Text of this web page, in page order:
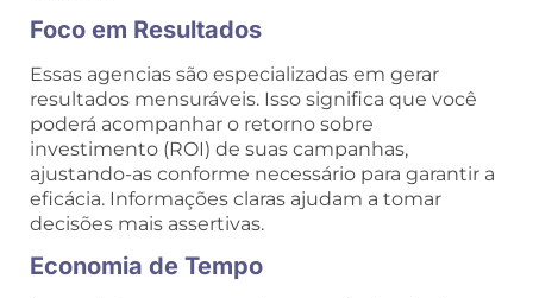
Foco em Resultados
Essas agencias são especializadas em gerar
resultados mensuráveis. Isso significa que você
poderá acompanhar o retorno sobre
investimento (ROI) de suas campanhas,
ajustando-as conforme necessário para garantir a
eficácia. Informações claras ajudam a tomar
decisões mais assertivas.
Economia de Tempo